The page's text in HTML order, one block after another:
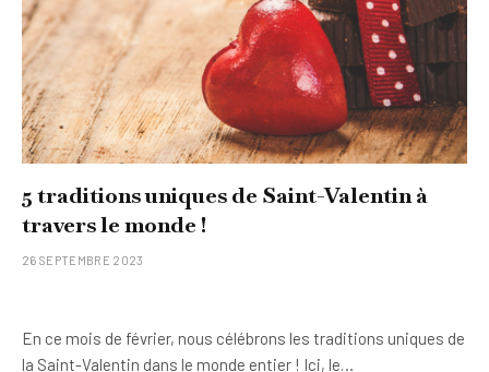
5 traditions uniques de Saint-Valentin à
travers le monde !
26 SEPTEMBRE 2023
En ce mois de février, nous célébrons les traditions uniques de
la Saint-Valentin dans le monde entier ! Ici, le…